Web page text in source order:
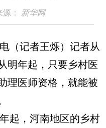
源： 新华网
记者王烁）记者从
明年起，只要乡村医
理医师资格，就能被
，河南地区的乡村